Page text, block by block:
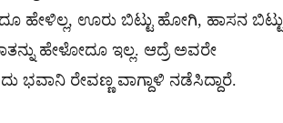
ಹೇಳಿಲ್ಲ, ಊರು ಬಿಟ್ಟು ಹೋಗಿ, ಹಾಸನ ಬಿಟ್ಟು
ಹೇಳೋದೂ ಇಲ್ಲ. ಆದ್ರೆ ಅವರೇ
ಭವಾನಿ ರೇವಣ್ಣ ವಾಗ್ದಾಳಿ ನಡೆಸಿದ್ದಾರೆ.